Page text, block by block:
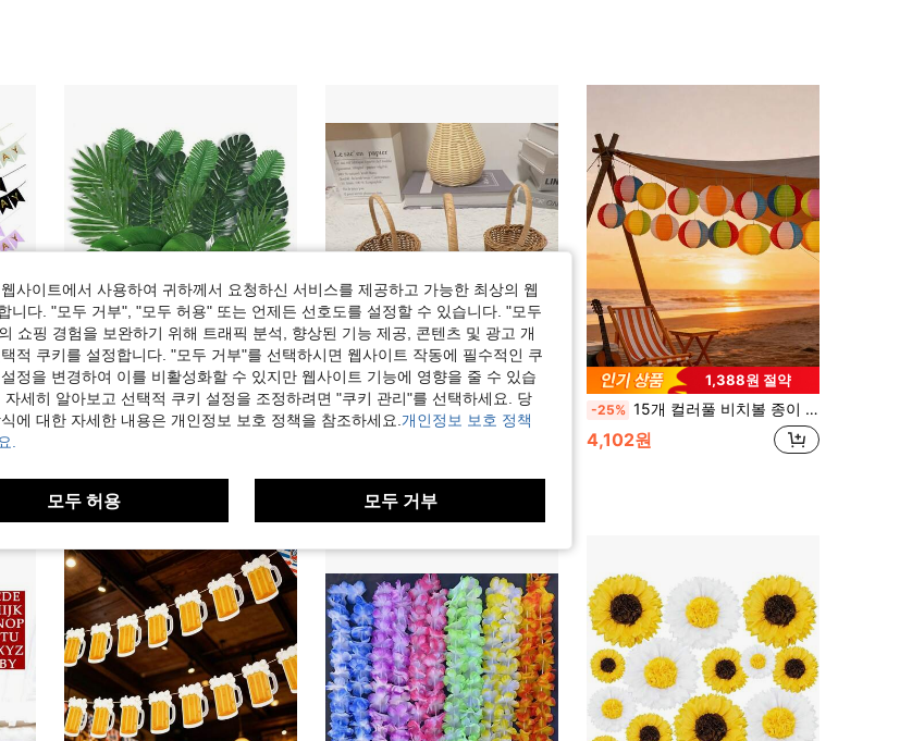
잉 장식 -24% 21개 야자수 잎 & 갈대 - 7가지 혼합 녹색 인공 열대 야자수 잎 & 줄기, 파티, 정글 테마 웨딩, 생일 파티, 연회 테이블 장식에 적합 -23% 10개 다양한 크기의 미니 인조 라탄 직조 바구니, 정교하고 콤팩트한 디자인, 미니어처 풍경, 데스크탑 장식, 수공예품, 디스플레이 및 장식에 적합하며 훌륭한 분위기를 연출하는 다용도 DIY 액세서리
1,388원 절약
-25% 15개 컬러풀 비치볼 종이 랜턴, 수영장 파티 장식에 적합, DIY 행잉 수영장 여름 하와이안 열대 파티 장식, 생일 파티 장식에 적합, 여름 수영장 캠핑 실내외 파티 장식 용품
4,102원
사이트에서 사용하여 귀하께서 요청하신 서비스를 제공하고 가능한 최상의 웹
니다. "모두 거부", "모두 허용" 또는 언제든 선호도를 설정할 수 있습니다. "모두
쇼핑 경험을 보완하기 위해 트래픽 분석, 향상된 기능 제공, 콘텐츠 및 광고 개
적 쿠키를 설정합니다. "모두 거부"를 선택하시면 웹사이트 작동에 필수적인 쿠
정을 변경하여 이를 비활성화할 수 있지만 웹사이트 기능에 영향을 줄 수 있습
세히 알아보고 선택적 쿠키 설정을 조정하려면 "쿠키 관리"를 선택하세요. 당
에 대한 자세한 내용은 개인정보 보호 정책을 참조하세요. 개인정보 보호 정책
.
모두 허용 모두 거부